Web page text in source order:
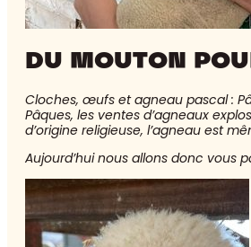
DU MOUTON
Cloches, œufs et agneau pascal :
Pâques, les ventes d’agneaux
d’origine religieuse, l’agneau est
Aujourd’hui nous allons donc vous